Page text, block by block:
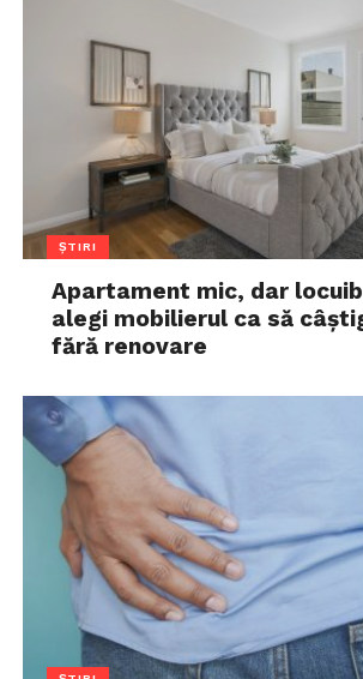
ȘTIRI
Apartament mic, dar
alegi mobilierul ca să
fără renovare